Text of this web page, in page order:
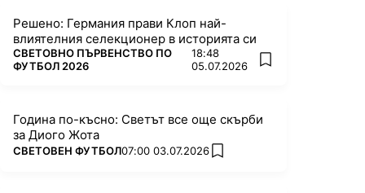
Решено: Германия прави Клоп най-
влиятелния селекционер в историята си
ПОВЕЧЕ ОТ
СВЕТОВНО ПЪРВЕНСТВО ПО
ФУТБОЛ 2026
18:48
05.07.2026
add favorites
Година по-късно: Светът все още скърби
за Диого Жота
ПОВЕЧЕ ОТ
СВЕТОВЕН ФУТБОЛ07:00 03.07.2026 add favorites